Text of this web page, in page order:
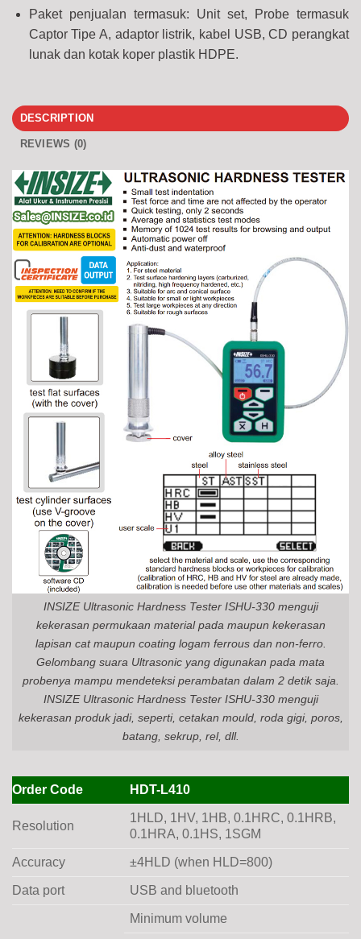
Paket penjualan termasuk: Unit set, Probe termasuk
Captor Tipe A, adaptor listrik, kabel USB, CD perangkat
lunak dan kotak koper plastik HDPE.
DESCRIPTION
REVIEWS (0)
INSIZE Ultrasonic Hardness Tester ISHU-330 menguji
kekerasan permukaan material pada maupun kekerasan
lapisan cat maupun coating logam ferrous dan non-ferro.
Gelombang suara Ultrasonic yang digunakan pada mata
probenya mampu mendeteksi perambatan dalam 2 detik saja.
INSIZE Ultrasonic Hardness Tester ISHU-330 menguji
kekerasan produk jadi, seperti, cetakan mould, roda gigi, poros,
batang, sekrup, rel, dll.
Order Code HDT-L410
Resolution
1HLD, 1HV, 1HB, 0.1HRC, 0.1HRB,
0.1HRA, 0.1HS, 1SGM
Accuracy ±4HLD (when HLD=800)
Data port USB and bluetooth
Minimum volume